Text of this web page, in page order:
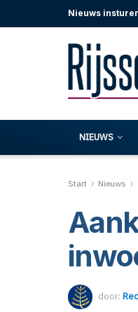
Nieuws
NIEUWS
Start Nieuws
door: